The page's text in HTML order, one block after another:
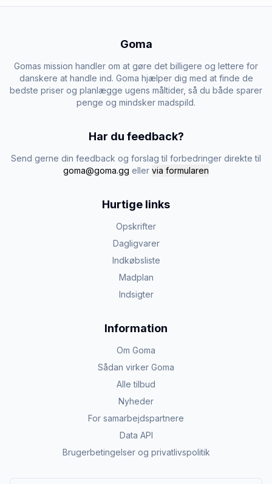
Goma
Gomas mission handler om at gøre det billigere og lettere for
danskere at handle ind. Goma hjælper dig med at finde de
bedste priser og planlægge ugens måltider, så du både sparer
penge og mindsker madspild.
Har du feedback?
Send gerne din feedback og forslag til forbedringer direkte til
goma@goma.gg eller via formularen
Hurtige links
Opskrifter
Dagligvarer
Indkøbsliste
Madplan
Indsigter
Information
Om Goma
Sådan virker Goma
Alle tilbud
Nyheder
For samarbejdspartnere
Data API
Brugerbetingelser og privatlivspolitik